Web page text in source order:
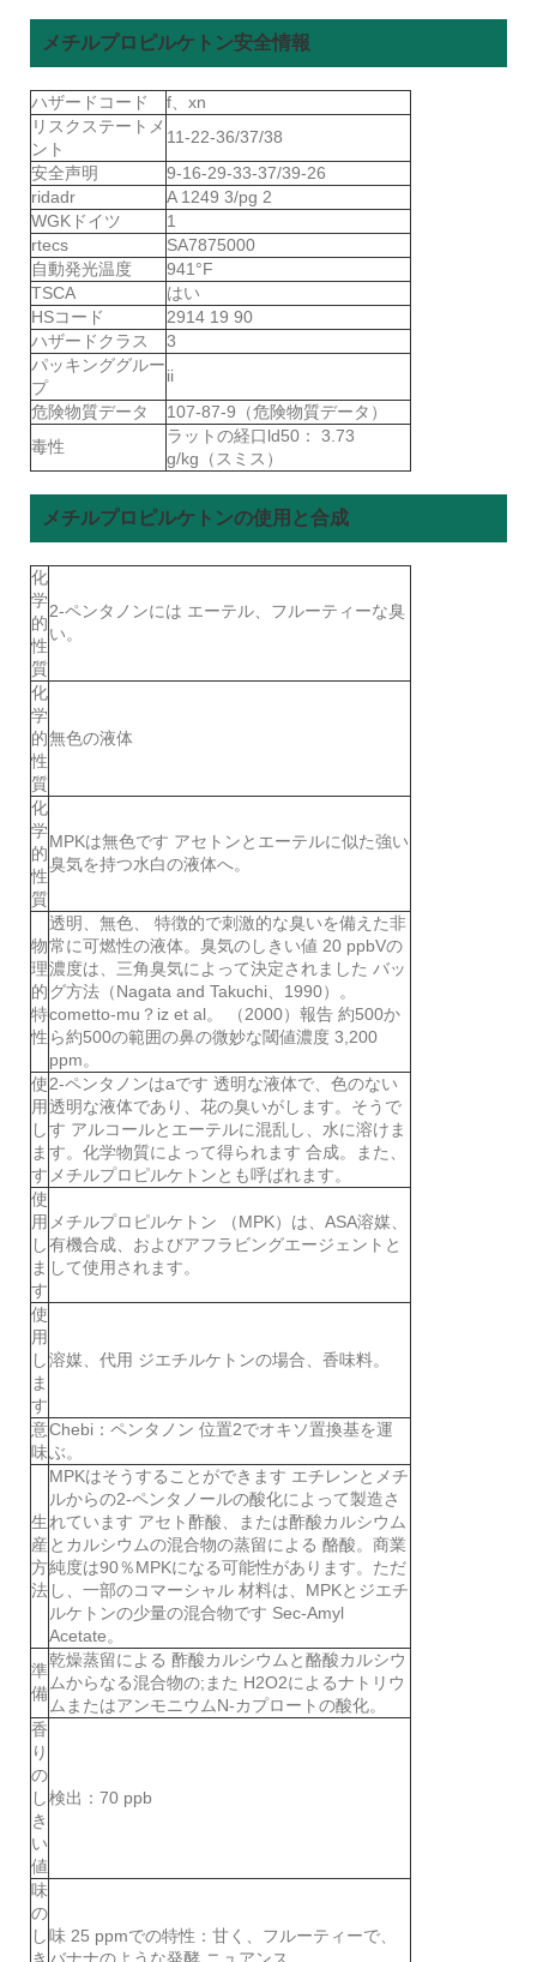
メチルプロピルケトン安全情報
ハザードコード
f、xn
リスクステートメ
ント
11-22-36/37/38
安全声明
9-16-29-33-37/39-26
ridadr
A 1249 3/pg 2
WGKドイツ
1
rtecs
SA7875000
自動発光温度
941°F
TSCA
はい
HSコード
2914 19 90
ハザードクラス
3
パッキンググルー
プ
ii
危険物質データ
107-87-9（危険物質データ）
毒性
ラットの経口ld50： 3.73
g/kg（スミス）
メチルプロピルケトンの使用と合成
化
学
的
性
質
2-ペンタノンには エーテル、フルーティーな臭
い。
化
学
的
性
質
無色の液体
化
学
的
性
質
MPKは無色です アセトンとエーテルに似た強い
臭気を持つ水白の液体へ。
物
理
的
特
性
透明、無色、 特徴的で刺激的な臭いを備えた非
常に可燃性の液体。臭気のしきい値 20 ppbVの
濃度は、三角臭気によって決定されました バッ
グ方法（Nagata and Takuchi、1990）。
cometto-mu？iz et al。 （2000）報告 約500か
ら約500の範囲の鼻の微妙な閾値濃度 3,200
ppm。
使
用
し
ま
す
2-ペンタノンはaです 透明な液体で、色のない
透明な液体であり、花の臭いがします。そうで
す アルコールとエーテルに混乱し、水に溶けま
す。化学物質によって得られます 合成。また、
メチルプロピルケトンとも呼ばれます。
使
用
し
ま
す
メチルプロピルケトン （MPK）は、ASA溶媒、
有機合成、およびアフラビングエージェントと
して使用されます。
使
用
し
ま
す
溶媒、代用 ジエチルケトンの場合、香味料。
意
味
Chebi：ペンタノン 位置2でオキソ置換基を運
ぶ。
生
産
方
法
MPKはそうすることができます エチレンとメチ
ルからの2-ペンタノールの酸化によって製造さ
れています アセト酢酸、または酢酸カルシウム
とカルシウムの混合物の蒸留による 酪酸。商業
純度は90％MPKになる可能性があります。ただ
し、一部のコマーシャル 材料は、MPKとジエチ
ルケトンの少量の混合物です Sec-Amyl
Acetate。
準
備
乾燥蒸留による 酢酸カルシウムと酪酸カルシウ
ムからなる混合物の;また H2O2によるナトリウ
ムまたはアンモニウムN-カプロートの酸化。
香
り
の
し
き
い
値
検出：70 ppb
味
の
し
き
味 25 ppmでの特性：甘く、フルーティーで、
バナナのような発酵 ニュアンス。